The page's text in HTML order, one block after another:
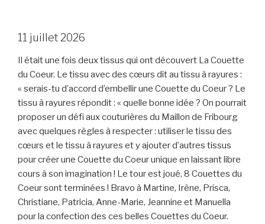
11 juillet 2026
Il était une fois deux tissus qui ont découvert La Couette
du Coeur. Le tissu avec des cœurs dit au tissu à rayures :
« serais-tu d’accord d’embellir une Couette du Coeur ? Le
tissu à rayures répondit : « quelle bonne idée ? On pourrait
proposer un défi aux couturières du Maillon de Fribourg
avec quelques règles à respecter : utiliser le tissu des
cœurs et le tissu à rayures et y ajouter d’autres tissus
pour créer une Couette du Coeur unique en laissant libre
cours à son imagination ! Le tour est joué, 8 Couettes du
Coeur sont terminées ! Bravo à Martine, Irène, Prisca,
Christiane, Patricia, Anne-Marie, Jeannine et Manuella
pour la confection des ces belles Couettes du Coeur.